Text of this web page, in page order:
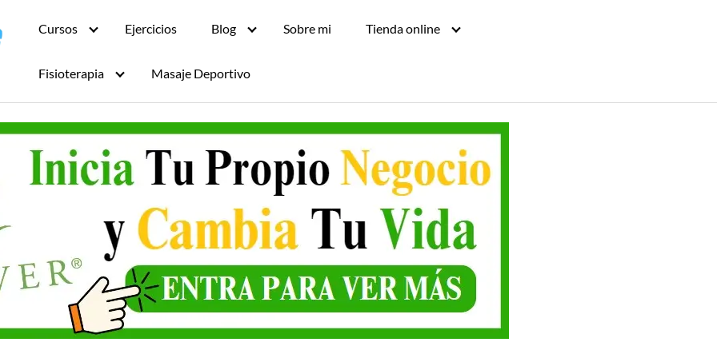
Cursos Ejercicios Blog Sobre mi Tienda online
Fisioterapia Masaje Deportivo